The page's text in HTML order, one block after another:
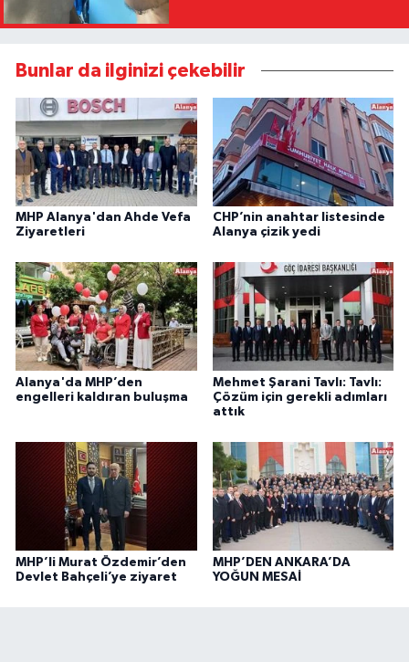
Bunlar da ilginizi çekebilir
MHP Alanya'dan Ahde Vefa
Ziyaretleri
CHP’nin anahtar listesinde
Alanya çizik yedi
Alanya'da MHP’den
engelleri kaldıran buluşma
Mehmet Şarani Tavlı: Tavlı:
Çözüm için gerekli adımları
attık
MHP’li Murat Özdemir’den
Devlet Bahçeli’ye ziyaret
MHP’DEN ANKARA’DA
YOĞUN MESAİ